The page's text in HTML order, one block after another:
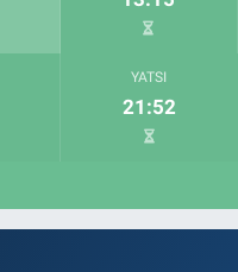
YATSI
21:52